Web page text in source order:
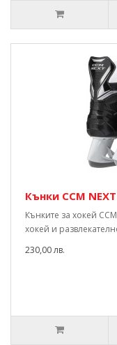
Кънки CCM NEXT
Кънките за хокей
хокей и
230,00 лв.